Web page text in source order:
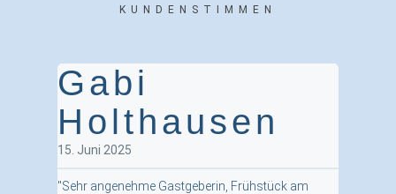
KUNDENSTIMMEN
Gabi
Holthausen
15. Juni 2025
"Sehr angenehme Gastgeberin, Frühstück am